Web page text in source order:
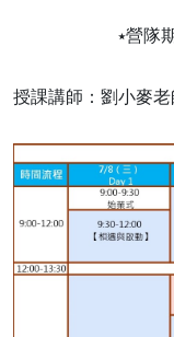
⭑營隊期間由
授課講師：劉小麥